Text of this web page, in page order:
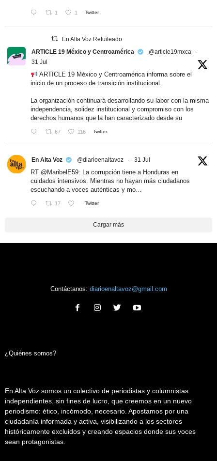
1 1 Twitter
En Alta Voz Retuiteado
ARTICLE 19 México y Centroamérica
@article19mxca
·
31 Jul
ARTICLE 19 México y Centroamérica informa sobre el
inicio de un proceso de transición institucional.
La organización continuará desarrollando su labor con la misma
independencia, solidez institucional y compromiso con los
derechos humanos que la han caracterizado desde su
67 116 Twitter
En Alta Voz @diarioenaltavoz · 31 Jul
RT @MaribelE59: La corrupción tiene a Honduras en
cuidados intensivos. Mientras no hayan más ciudadanos
escuchando a voces auténticas y mo…
17 Twitter
Cargar más
Contáctanos: diarioenaltavoz@gmail.com
¿Quiénes somos?
En Alta Voz somos un colectivo de periodistas y columnistas
independientes, sin fines de lucro, que creemos en un nuevo
periodismo: ético, incómodo, necesario. Apostamos por una
ciudadanía informada y activa, visibilizando a los sectores
históricamente excluidos y creando espacios donde sus voces
sean protagonistas.